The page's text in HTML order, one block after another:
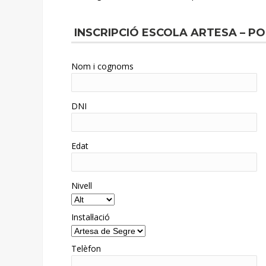
INSCRIPCIÓ ESCOLA ARTESA –
Nom i cognoms
DNI
Edat
Nivell
Instal·lació
Telèfon